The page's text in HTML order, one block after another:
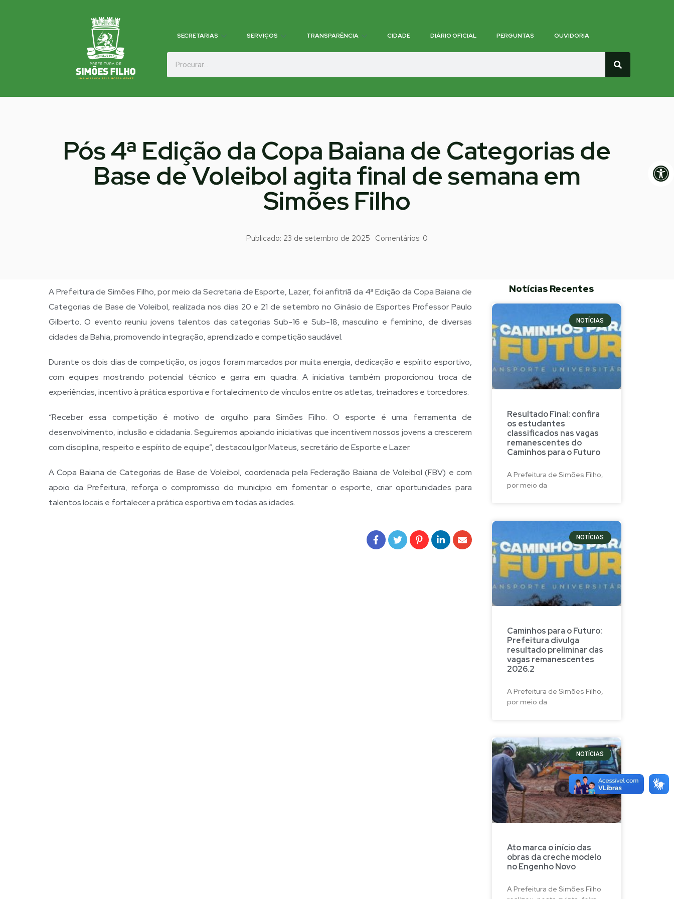
SECRETARIAS SERVIÇOS TRANSPARÊNCIA CIDADE DIÁRIO OFICIAL PERGUNTAS OUVIDORIA
Pós 4ª Edição da Copa Baiana de Categorias de
Base de Voleibol agita final de semana em
Simões Filho
Publicado: 23 de setembro de 2025 Comentários: 0
A Prefeitura de Simões Filho, por meio da Secretaria de Esporte, Lazer, foi anfitriã da 4ª Edição da Copa Baiana de
Categorias de Base de Voleibol, realizada nos dias 20 e 21 de setembro no Ginásio de Esportes Professor Paulo
Gilberto. O evento reuniu jovens talentos das categorias Sub-16 e Sub-18, masculino e feminino, de diversas
cidades da Bahia, promovendo integração, aprendizado e competição saudável.
Durante os dois dias de competição, os jogos foram marcados por muita energia, dedicação e espírito esportivo,
com equipes mostrando potencial técnico e garra em quadra. A iniciativa também proporcionou troca de
experiências, incentivo à prática esportiva e fortalecimento de vínculos entre os atletas, treinadores e torcedores.
“Receber essa competição é motivo de orgulho para Simões Filho. O esporte é uma ferramenta de
desenvolvimento, inclusão e cidadania. Seguiremos apoiando iniciativas que incentivem nossos jovens a crescerem
com disciplina, respeito e espírito de equipe”, destacou Igor Mateus, secretário de Esporte e Lazer.
A Copa Baiana de Categorias de Base de Voleibol, coordenada pela Federação Baiana de Voleibol (FBV) e com
apoio da Prefeitura, reforça o compromisso do município em fomentar o esporte, criar oportunidades para
talentos locais e fortalecer a prática esportiva em todas as idades.
Notícias Recentes
NOTÍCIAS
Resultado Final: confira
os estudantes
classificados nas vagas
remanescentes do
Caminhos para o Futuro
A Prefeitura de Simões Filho,
por meio da
NOTÍCIAS
Caminhos para o Futuro:
Prefeitura divulga
resultado preliminar das
vagas remanescentes
2026.2
A Prefeitura de Simões Filho,
por meio da
NOTÍCIAS
Ato marca o início das
obras da creche modelo
no Engenho Novo
A Prefeitura de Simões Filho